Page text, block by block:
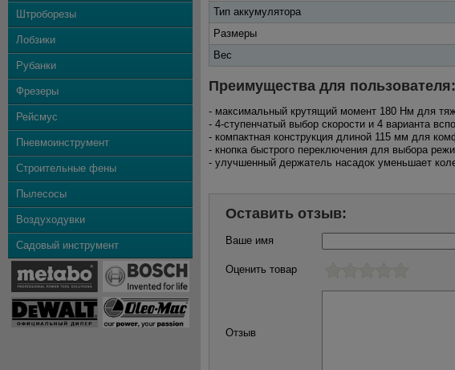
Штроборезы
Лобзики
Рубанки
Фрезеры
Рейсмус
Пневмоинструмент
Строительные фены
Пылесосы
Воздуходувки
Садовый инструмент
Тип аккумулятора
Размеры
Вес
Преимущества для пользователя:
- максимальный крутящий момент 180 Нм для
- 4-ступенчатый выбор скорости и 4 варианта
- компактная конструкция длиной 115 мм для
- кнопка быстрого переключения для выбора
- улучшенный держатель насадок уменьшает
Оставить отзыв:
Ваше имя
Оценить товар
Отзыв